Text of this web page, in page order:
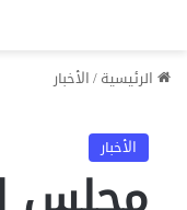
الرئيسية/الأخبار
الأخبار